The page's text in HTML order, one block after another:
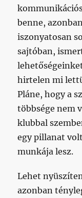
benne,
iszonyatosan
sajtóban,
hirtelen mi
Pláne, hogy a
többsége nem
klubbal
egy pillanat
munkája lesz.
Lehet
azonban